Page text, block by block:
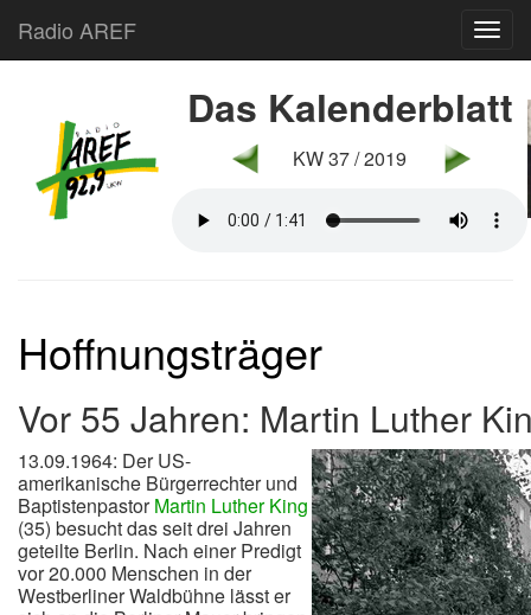
Radio AREF
Das Kalenderblatt
KW 37 / 2019
Hoffnungsträger
Vor 55 Jahren: Martin Luther
13.09.1964: Der US-
amerikanische Bürgerrechter und
BaptistenpastorMartin Luther King
(35) besucht das seit drei Jahren
geteilte Berlin. Nach einer Predigt
vor 20.000 Menschen in der
Westberliner Waldbühne lässt er